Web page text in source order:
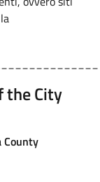
the City
County